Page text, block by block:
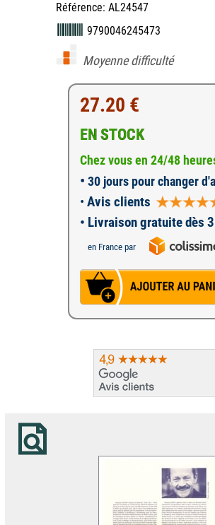
Référence: AL24547
9790046245473
Moyenne difficulté
27.20 €
EN STOCK
Chez vous en 24/48
• 30 jours pour changer
• Avis clients
• Livraison gratuite dès
en France par